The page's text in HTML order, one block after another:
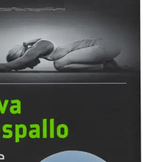
joogaan, lihasharjoitteluun ja
Sen avulla voi vahvistaa ja
lihaksia. Pallon halkaisija on 20